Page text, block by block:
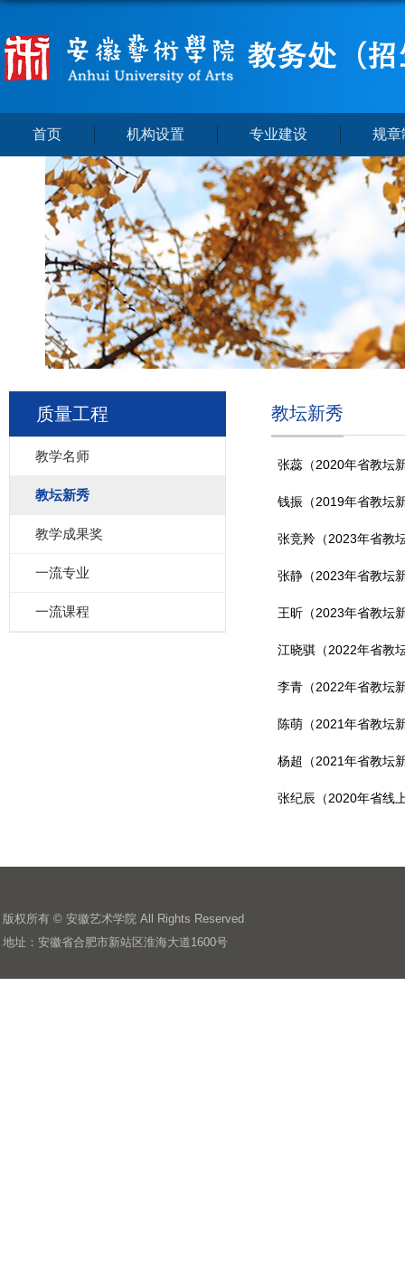
首页 机构设置 专业建设 规章
质量工程
教学名师
教坛新秀
教学成果奖
一流专业
一流课程
教坛新秀
张蕊（2020年省教坛
钱振（2019年省教坛
张竞羚（2023年省教
张静（2023年省教坛
王昕（2023年省教坛
江晓骐（2022年省教
李青（2022年省教坛
陈萌（2021年省教坛
杨超（2021年省教坛
张纪辰（2020年省线
版权所有 ©️ 安徽艺术学院 All Rights Reserved
地址：安徽省合肥市新站区淮海大道1600号